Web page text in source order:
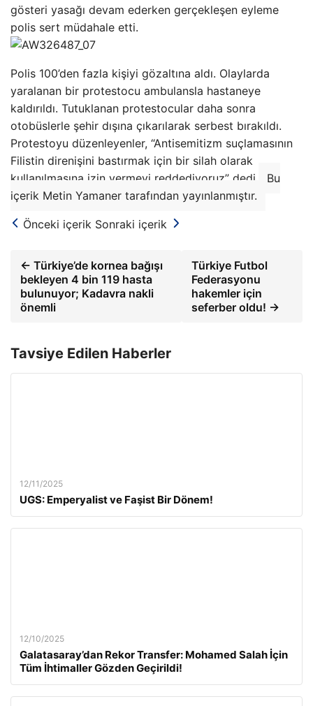
gösteri yasağı devam ederken gerçekleşen eyleme
polis sert müdahale etti.
Polis 100’den fazla kişiyi gözaltına aldı. Olaylarda
yaralanan bir protestocu ambulansla hastaneye
kaldırıldı. Tutuklanan protestocular daha sonra
otobüslerle şehir dışına çıkarılarak serbest bırakıldı.
Protestoyu düzenleyenler, “Antisemitizm suçlamasının
Filistin direnişini bastırmak için bir silah olarak
kullanılmasına izin vermeyi reddediyoruz” dedi.
Bu
içerik Metin Yamaner tarafından yayınlanmıştır.
Önceki içerik Sonraki içerik
← Türkiye’de kornea bağışı
bekleyen 4 bin 119 hasta
bulunuyor; Kadavra nakli
önemli
Türkiye Futbol
Federasyonu
hakemler için
seferber oldu! →
Tavsiye Edilen Haberler
12/11/2025
UGS: Emperyalist ve Faşist Bir Dönem!
12/10/2025
Galatasaray’dan Rekor Transfer: Mohamed Salah İçin
Tüm İhtimaller Gözden Geçirildi!